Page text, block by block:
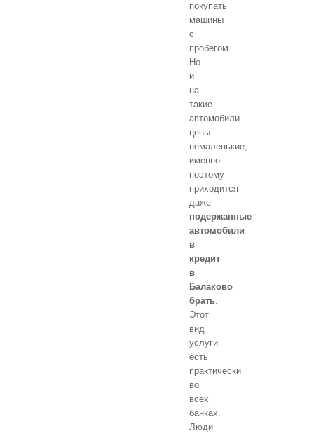
покупать
машины
с
пробегом.
Но
и
на
такие
автомобили
цены
немаленькие,
именно
поэтому
приходится
даже
подержанные
автомобили
в
кредит
в
Балаково
брать.
Этот
вид
услуги
есть
практически
во
всех
банках.
Люди